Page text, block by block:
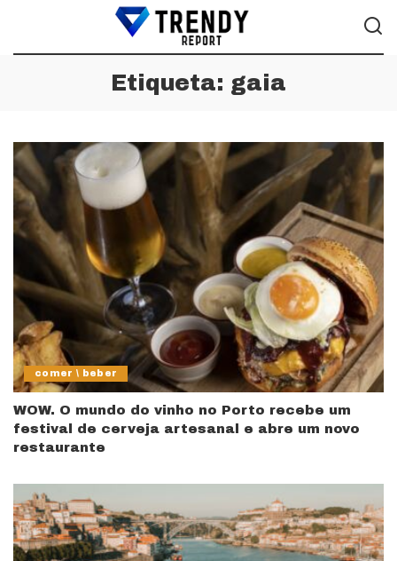
Etiqueta: gaia
comer \ beber
WOW. O mundo do vinho no Porto recebe um
festival de cerveja artesanal e abre um novo
restaurante